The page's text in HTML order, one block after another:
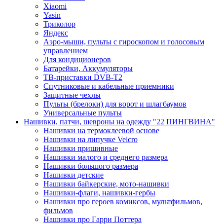
Xiaomi
Yasin
Триколор
Яндекс
Аэро-мыши, пульты с гироскопом и голосовым
управлением
Для кондиционеров
Батарейки, Аккумуляторы
ТВ-приставки DVB-T2
Спутниковые и кабельные приемники
Защитные чехлы
Пульты (брелоки) для ворот и шлагбаумов
Универсальные пульты
Нашивки, патчи, шевроны на одежду "22 ПИНГВИНА"
Нашивки на термоклеевой основе
Нашивки на липучке Velcro
Нашивки пришивные
Нашивки малого и среднего размера
Нашивки большого размера
Нашивки детские
Нашивки байкерские, мото-нашивки
Нашивки-флаги, нашивки-гербы
Нашивки про героев комиксов, мультфильмов,
фильмов
Нашивки про Гарри Поттера